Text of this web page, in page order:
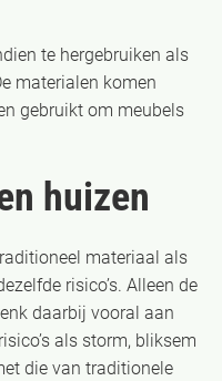
te hergebruiken als
materialen komen
gebruikt om meubels
huizen
materiaal als
risico’s. Alleen de
daarbij vooral aan
als storm, bliksem
die van traditionele